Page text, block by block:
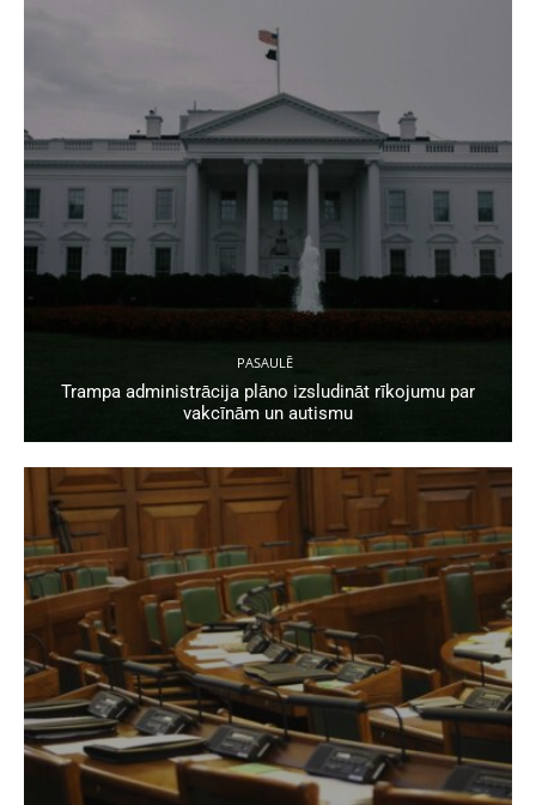
PASAULĒ
Trampa administrācija plāno izsludināt rīkojumu par
vakcīnām un autismu